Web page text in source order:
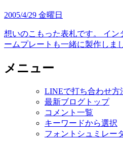
2005/4/29 金曜日
想いのこもった表札です。 イン
ームプレートも一緒に製作しま
メニュー
LINEで打ち合わせ方
最新ブログトップ
コメント一覧
キーワードから選択
フォントシュミレー